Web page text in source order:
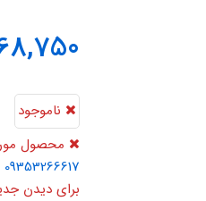
ناموجود
محصول
09353266617
برای دیدن